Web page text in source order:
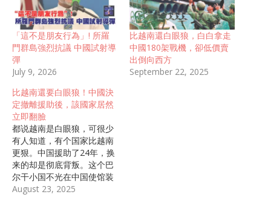
「這不是朋友行為」! 所羅
門群島強烈抗議 中國試射導
彈
July 9, 2026
比越南還白眼狼，白白拿走
中國180架戰機，卻低價賣
出倒向西方
September 22, 2025
比越南還要白眼狼！中國決
定撤離援助後，該國家居然
立即翻臉
都说越南是白眼狼，可很少
有人知道，有个国家比越南
更狠。中国援助了24年，换
来的却是彻底背叛。这个巴
尔干小国不光在中国使馆装
窃听器，还当众羞辱中国专
August 23, 2025